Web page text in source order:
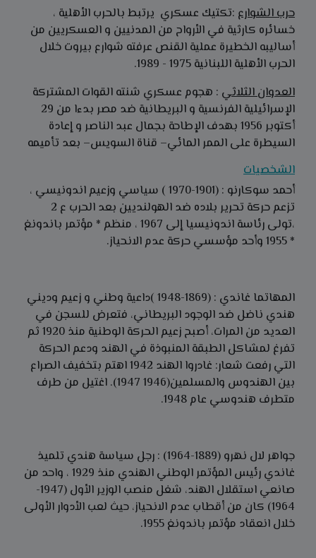
حرب الشوارع :تكتيك عسكري يرتبط بالحرب الأهلية ،
خسائره كارثية في الأرواح من المدنيين و العسكريين من
أساليبه الخطيرة عملية القنص عرفته شوارع بيروت خلال
الحرب الأهلية اللبنانية 1975 - 1989.
العدوان الثلاثي : هجوم عسكري شنته القوات المشتركة
الإسرائيلية الفرنسية و البريطانية ضد مصر بدءا من 29
أكتوبر 1956 بهدف الإطاحة بجمال عبد الناصر و إعادة
السيطرة على الممر المائي– قناة السويس– بعد تأميمه
الشخصيات
أحمد سوكارنو : (1901-1970 ) سياسي وزعيم اندونيسي ،
تزعم حركة تحرير بلاده ضد الهولنديين بعد الحرب ع 2
،تولى رئاسة اندونيسيا إلى 1967 ، منظم * مؤتمر باندونغ
* 1955 وأحد مؤسسي حركة عدم الانحياز.
المهاتما غاندي : (1869-1948 )داعية وطني و زعيم وديني
هندي ناضل ضد الوجود البريطاني، فتعرض للسجن في
العديد من المرات، أصبح زعيم الحركة الوطنية منذ 1920 ثم
تفرغ لمشاكل الطبقة المنبوذة في الهند ودعم الحركة
التي رفعت شعار: غادروا الهند 1942 اهتم بتخفيف الصراع
بين الهندوس والمسلمين(1946 1947). اغتيل من طرف
متطرف هندوسي عام 1948.
جواهر لال نهرو (1889-1964) : رجل سياسة هندي تلميذ
غاندي رئيس المؤتمر الوطني الهندي منذ 1929 ، واحد من
صانعي استقلال الهند، شغل منصب الوزير الأول (1947-
1964) كان من أقطاب عدم الانحياز، حيث لعب الأدوار الأولى
خلال انعقاد مؤتمر باندونغ 1955.